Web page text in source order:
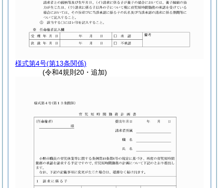
様式第4号(第13条関係)
(令和4規則20・追加)